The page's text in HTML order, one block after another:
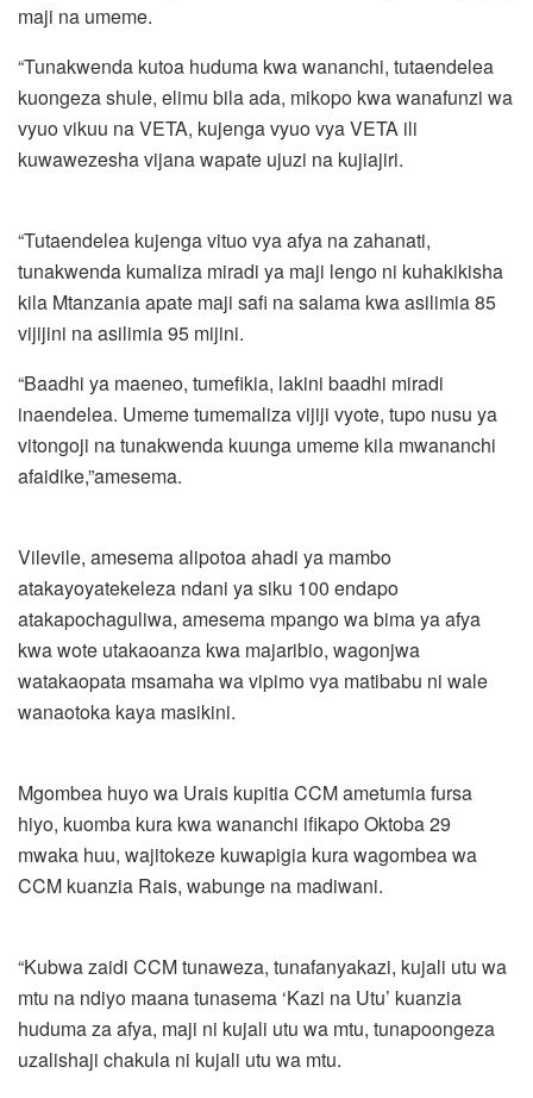
maji na umeme.
“Tunakwenda kutoa huduma kwa wananchi, tutaendelea
kuongeza shule, elimu bila ada, mikopo kwa wanafunzi wa
vyuo vikuu na VETA, kujenga vyuo vya VETA ili
kuwawezesha vijana wapate ujuzi na kujiajiri.
“Tutaendelea kujenga vituo vya afya na zahanati,
tunakwenda kumaliza miradi ya maji lengo ni kuhakikisha
kila Mtanzania apate maji safi na salama kwa asilimia 85
vijijini na asilimia 95 mijini.
“Baadhi ya maeneo, tumefikia, lakini baadhi miradi
inaendelea. Umeme tumemaliza vijiji vyote, tupo nusu ya
vitongoji na tunakwenda kuunga umeme kila mwananchi
afaidike,”amesema.
Vilevile, amesema alipotoa ahadi ya mambo
atakayoyatekeleza ndani ya siku 100 endapo
atakapochaguliwa, amesema mpango wa bima ya afya
kwa wote utakaoanza kwa majaribio, wagonjwa
watakaopata msamaha wa vipimo vya matibabu ni wale
wanaotoka kaya masikini.
Mgombea huyo wa Urais kupitia CCM ametumia fursa
hiyo, kuomba kura kwa wananchi ifikapo Oktoba 29
mwaka huu, wajitokeze kuwapigia kura wagombea wa
CCM kuanzia Rais, wabunge na madiwani.
“Kubwa zaidi CCM tunaweza, tunafanyakazi, kujali utu wa
mtu na ndiyo maana tunasema ‘Kazi na Utu’ kuanzia
huduma za afya, maji ni kujali utu wa mtu, tunapoongeza
uzalishaji chakula ni kujali utu wa mtu.